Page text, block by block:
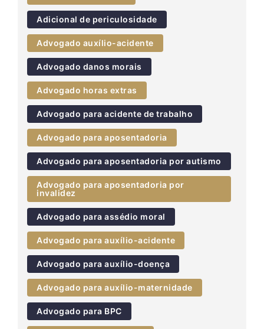
Adicional de periculosidade
Advogado auxílio-acidente
Advogado danos morais
Advogado horas extras
Advogado para acidente de trabalho
Advogado para aposentadoria
Advogado para aposentadoria por autismo
Advogado para aposentadoria por
invalidez
Advogado para assédio moral
Advogado para auxílio-acidente
Advogado para auxílio-doença
Advogado para auxílio-maternidade
Advogado para BPC